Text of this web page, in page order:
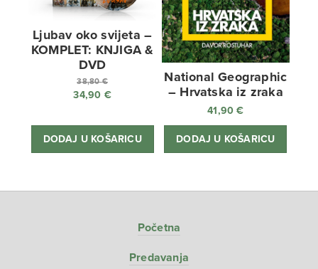
Ljubav oko svijeta –
KOMPLET: KNJIGA &
DVD
38,80€
Izvorna
bila
je:
34,90 €
cijena
je:
DODAJ U KOŠARICU
National Geographic
– Hrvatska iz zraka
41,90€
DODAJ U KOŠARICU
Početna
Predavanja